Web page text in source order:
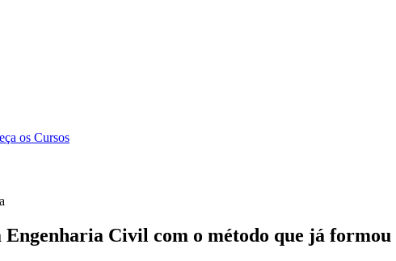
os Cursos
Civil com o método que já formou